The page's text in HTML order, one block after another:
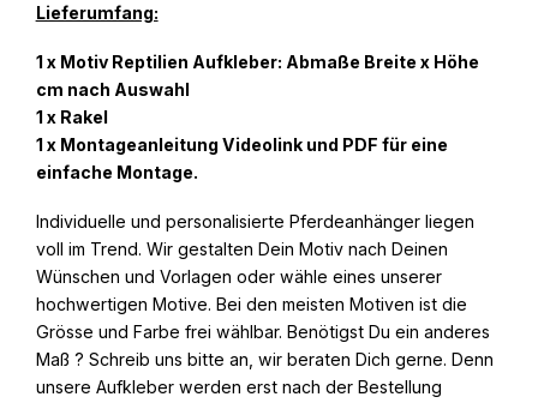
Lieferumfang:
1 x Motiv Reptilien Aufkleber: Abmaße Breite x Höhe
cm nach Auswahl
1 x Rakel
1 x Montageanleitung Videolink und PDF für eine
einfache Montage.
Individuelle und personalisierte Pferdeanhänger liegen
voll im Trend. Wir gestalten Dein Motiv nach Deinen
Wünschen und Vorlagen oder wähle eines unserer
hochwertigen Motive. Bei den meisten Motiven ist die
Grösse und Farbe frei wählbar. Benötigst Du ein anderes
Maß ? Schreib uns bitte an, wir beraten Dich gerne. Denn
unsere Aufkleber werden erst nach der Bestellung